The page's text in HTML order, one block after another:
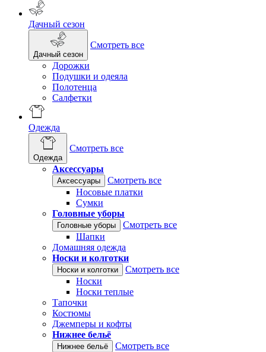
Дачный сезон
Дачный сезон
Смотреть все
Дорожки
Подушки и одеяла
Полотенца
Салфетки
Одежда
Одежда
Смотреть все
Аксессуары
Аксессуары
Смотреть все
Носовые платки
Сумки
Головные уборы
Головные уборы
Смотреть все
Шапки
Домашняя одежда
Носки и колготки
Носки и колготки
Смотреть все
Носки
Носки теплые
Тапочки
Костюмы
Джемперы и кофты
Нижнее бельё
Нижнее бельё
Смотреть все